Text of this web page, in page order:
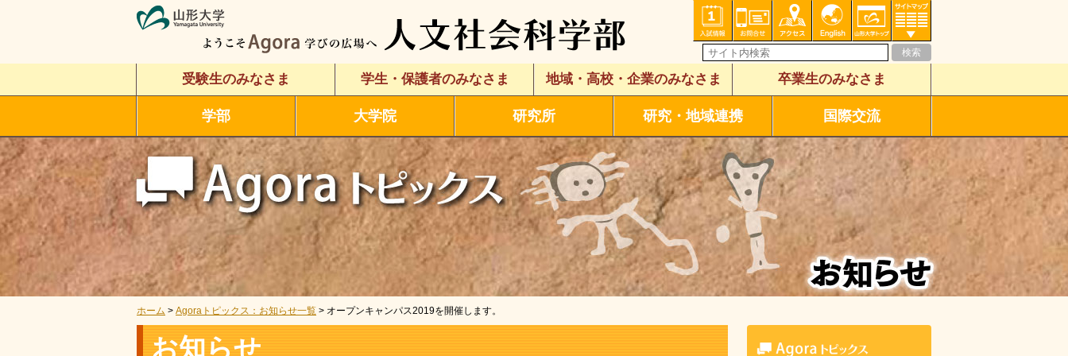
受験生のみなさま 学生・保護者のみなさま 地域・高校・企業のみなさま 卒業生のみなさま
学部 大学院 研究所 研究・地域連携 国際交流
ホーム > Agoraトピックス：お知らせ一覧 > オープンキャンパス2019を開催します。
お知らせ